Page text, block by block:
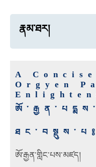
རྣམ་ཐར།
A
Orgyen
ཐང་བསྡུས་པ༔
ཨོ་རྒྱན་གླིང་པས་མཛད།